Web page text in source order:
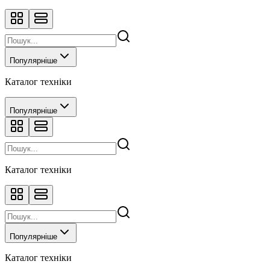
Популярніше
Каталог техніки
Популярніше
Каталог техніки
Популярніше
Каталог техніки